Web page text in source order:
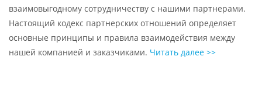
взаимовыгодному сотрудничеству с нашими партнерами.
Настоящий кодекс партнерских отношений определяет
основные принципы и правила взаимодействия между
нашей компанией и заказчиками. Читать далее >>